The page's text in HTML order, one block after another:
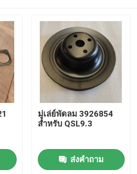
มู่เล่ย์พัดลม 3926854
สำหรับ QSL9.3
ส่งคำถาม